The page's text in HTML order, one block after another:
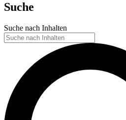
Suche
Suche nach Inhalten